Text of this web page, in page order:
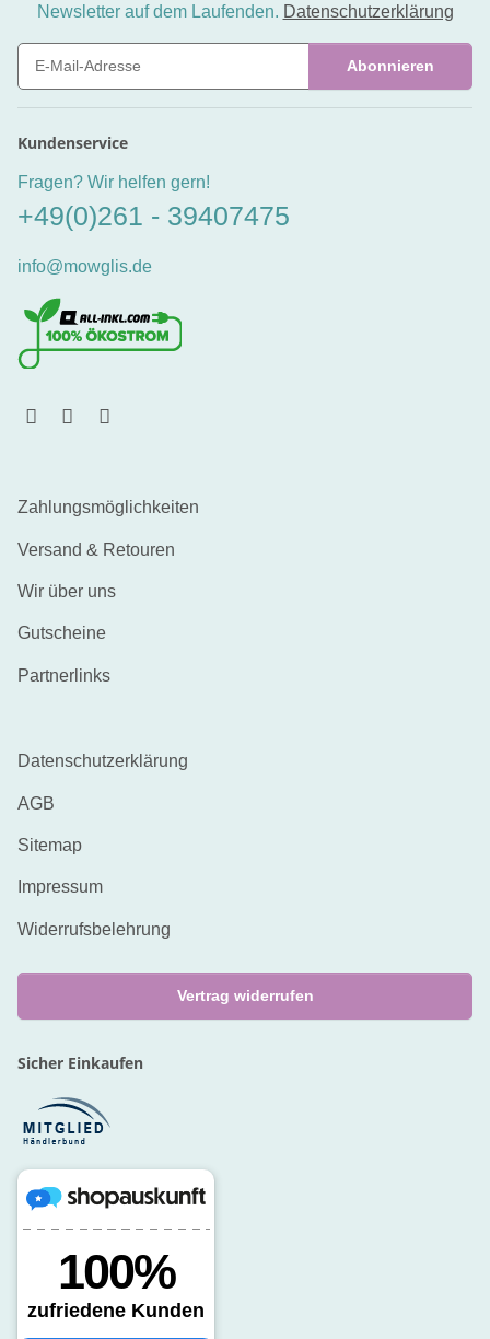
Newsletter auf dem Laufenden. Datenschutzerklärung
Abonnieren
Kundenservice
Fragen? Wir helfen gern!
+49(0)261 - 39407475
info@mowglis.de
Zahlungsmöglichkeiten
Versand & Retouren
Wir über uns
Gutscheine
Partnerlinks
Datenschutzerklärung
AGB
Sitemap
Impressum
Widerrufsbelehrung
Vertrag widerrufen
Sicher Einkaufen